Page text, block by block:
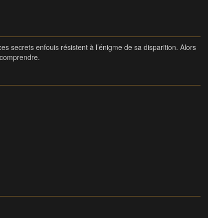
secrets enfouis résistent à l’énigme de sa disparition. Alors